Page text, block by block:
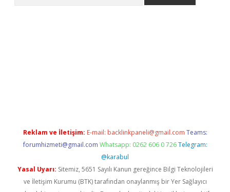
Reklam ve İletişim: E-mail: backlinkpaneli@gmail.com Teams:
forumhizmeti@gmail.com Whatsapp: 0262 606 0 726 Telegram:
@karabul
Yasal Uyarı: Sitemiz, 5651 Sayılı Kanun gereğince Bilgi Teknolojileri
ve İletişim Kurumu (BTK) tarafından onaylanmış bir Yer Sağlayıcı